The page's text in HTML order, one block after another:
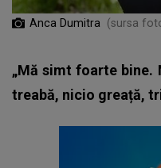
Anca Dumitra (sursa
„Mă simt foarte bine.
treabă, nicio greață,